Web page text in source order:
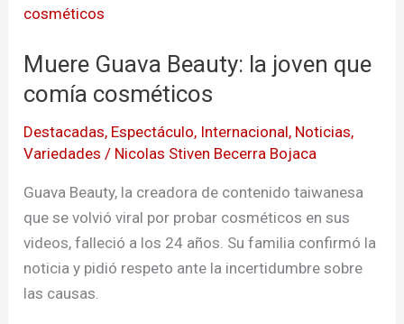
Muere Guava Beauty: la joven que
comía cosméticos
Destacadas, Espectáculo, Internacional, Noticias,
Variedades / Nicolas Stiven Becerra Bojaca
Guava Beauty, la creadora de contenido taiwanesa
que se volvió viral por probar cosméticos en sus
videos, falleció a los 24 años. Su familia confirmó la
noticia y pidió respeto ante la incertidumbre sobre
las causas.
Guava
la
joven
comía
cosméticos